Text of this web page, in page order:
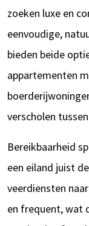
zoeken luxe en
eenvoudige,
bieden beide
appartementen
verscholen
Bereikbaarheid
een eiland juist
veerdiensten
en frequent, wat